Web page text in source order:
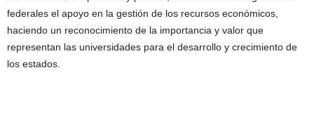
federales el apoyo en la gestión de los recursos económicos,
haciendo un reconocimiento de la importancia y valor que
representan las universidades para el desarrollo y crecimiento de
los estados.